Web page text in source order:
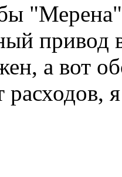
привод
а вот